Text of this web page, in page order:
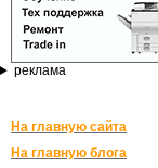
реклама
На главную сайта
На главную блога